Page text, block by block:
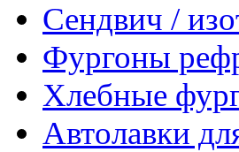
Сендвич /
Фургоны
Хлебные
Автолавки